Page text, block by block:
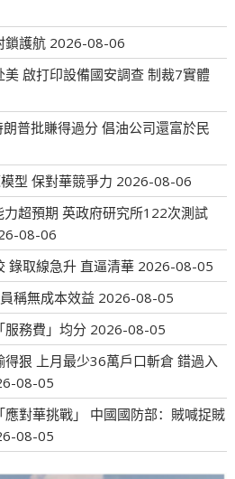
鎖護航 2026-08-06
啟打印設備國安調查 制裁7實體
普批賺得過分 倡油公司還富於民
型 保對華競爭力 2026-08-06
超預期 英政府研究所122次測試
08-06
錄取線急升 直逼清華 2026-08-05
稱無成本效益 2026-08-05
服務費」均分 2026-08-05
狠 上月最少36萬戶口斬倉 錯過入
08-05
對華挑戰」 中國國防部：賊喊捉賊
08-05